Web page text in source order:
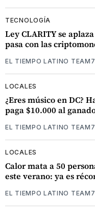
TECNOLOGÍA
Ley CLARITY se
pasa con las
EL TIEMPO LATINO TEAM
LOCALES
¿Eres músico en DC?
paga $10.000 al
EL TIEMPO LATINO TEAM
LOCALES
Calor mata a 50
este verano: ya es
EL TIEMPO LATINO TEAM